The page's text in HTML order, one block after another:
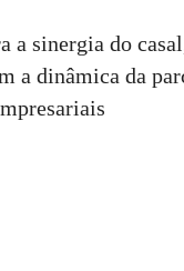
sinergia do
a dinâmica da